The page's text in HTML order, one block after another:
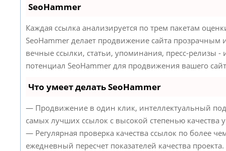
SeoHammer
Каждая ссылка анализируется по трем пакетам
SeoHammer делает продвижение сайта прозрачным
вечные ссылки, статьи, упоминания, пресс-релизы -
потенциал SeoHammer для продвижения вашего
Что умеет делать SeoHammer
— Продвижение в один клик, интеллектуальный
самых лучших ссылок с высокой степенью качества
— Регулярная проверка качества ссылок по более
ежедневный пересчет показателей качества проекта.